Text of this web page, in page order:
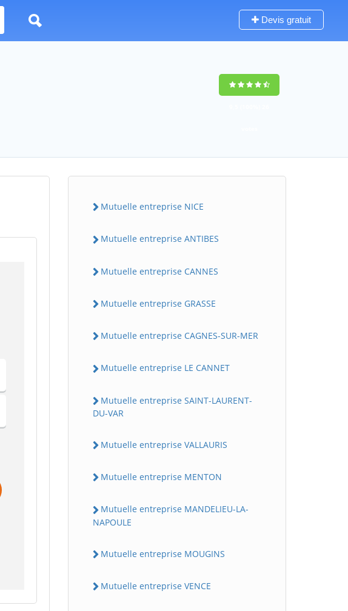
Devis gratuit
Mutuelle entreprise NICE
Mutuelle entreprise ANTIBES
Mutuelle entreprise CANNES
Mutuelle entreprise GRASSE
Mutuelle entreprise CAGNES-SUR-MER
Mutuelle entreprise LE CANNET
Mutuelle entreprise SAINT-LAURENT-
DU-VAR
Mutuelle entreprise VALLAURIS
Mutuelle entreprise MENTON
Mutuelle entreprise MANDELIEU-LA-
NAPOULE
Mutuelle entreprise MOUGINS
Mutuelle entreprise VENCE